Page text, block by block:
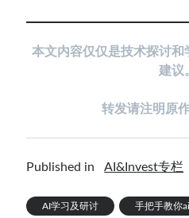
本文内容仅仅是技术探讨
建议
转发请注明原
Published in AI&Invest专栏
AI学习及研讨 手把手教你